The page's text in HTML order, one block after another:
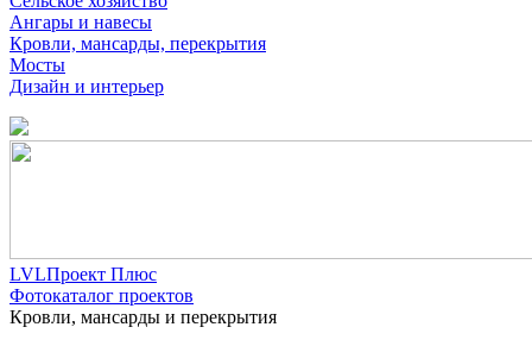
Ангары и навесы
Кровли, мансарды, перекрытия
Мосты
Дизайн и интерьер
LVLПроект Плюс
Фотокаталог проектов
Кровли, мансарды и перекрытия